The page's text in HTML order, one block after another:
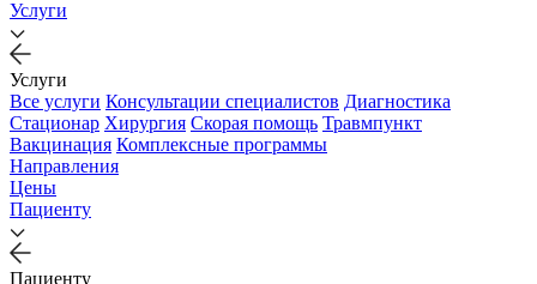
Услуги
Услуги
Все услуги Консультации специалистов Диагностика
Стационар Хирургия Скорая помощь Травмпункт
Вакцинация Комплексные программы
Направления
Цены
Пациенту
Пациенту